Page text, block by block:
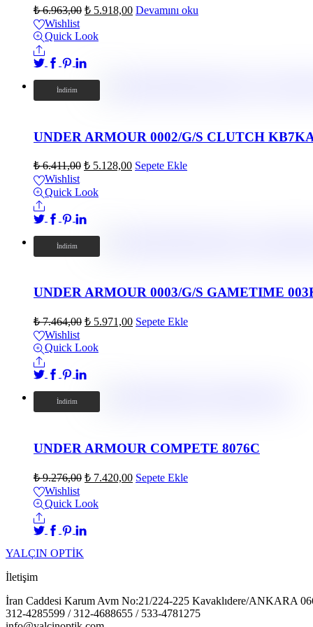
₺6.963,00 ₺ 5.918,00 Devamını oku
Wishlist
Quick Look
Share
İndirim!
İndirim
UNDER ARMOUR 0002/G/S CLUTCH
₺6.411,00 ₺ 5.128,00 Sepete Ekle
Wishlist
Quick Look
Share
İndirim!
İndirim
UNDER ARMOUR 0003/G/S GAMETIME
₺7.464,00 ₺ 5.971,00 Sepete Ekle
Wishlist
Quick Look
Share
İndirim!
İndirim
UNDER ARMOUR COMPETE 8076C
₺9.276,00 ₺ 7.420,00 Sepete Ekle
Wishlist
Quick Look
Share
YALÇIN OPTİK
İletişim
İran Caddesi Karum Avm No:21/224-225 Kavaklıdere/ANKARA
312-4285599 / 312-4688655 / 533-4781275